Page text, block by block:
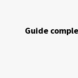
Guide